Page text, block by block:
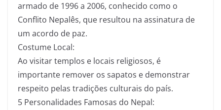
armado de 1996 a 2006, conhecido como o
Conflito Nepalês, que resultou na assinatura de
um acordo de paz.
Costume Local:
Ao visitar templos e locais religiosos, é
importante remover os sapatos e demonstrar
respeito pelas tradições culturais do país.
5 Personalidades Famosas do Nepal: